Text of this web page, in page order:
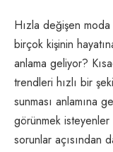
Hızla değişen
birçok kişinin
anlama geliyor?
trendleri hızlı bir
sunması anlamına
görünmek
sorunlar açısından